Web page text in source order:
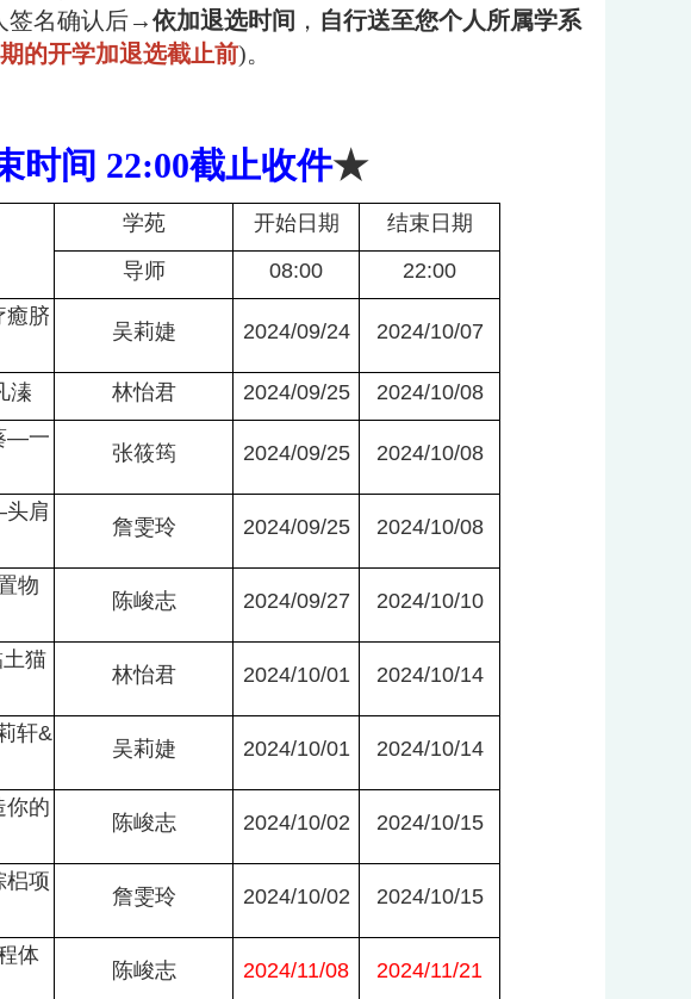
名确认后→依加退选时间 ， 自行送至您个人所属学系
的开学加退选截止前)。
时间 22:00截止收件★
学苑 开始日期
结束日期
导师
08:00 22:00
癒脐
吴莉婕 2024/09/24 2024/10/07
溱 林怡君 2024/09/25 2024/10/08
—一
张筱筠 2024/09/25 2024/10/08
肩
詹雯玲 2024/09/25 2024/10/08
物
陈峻志 2024/09/27 2024/10/10
猫
林怡君 2024/10/01 2024/10/14
轩&
吴莉婕 2024/10/01 2024/10/14
你的
陈峻志 2024/10/02 2024/10/15
梠项
詹雯玲 2024/10/02 2024/10/15
体
陈峻志 2024/11/08 2024/11/21